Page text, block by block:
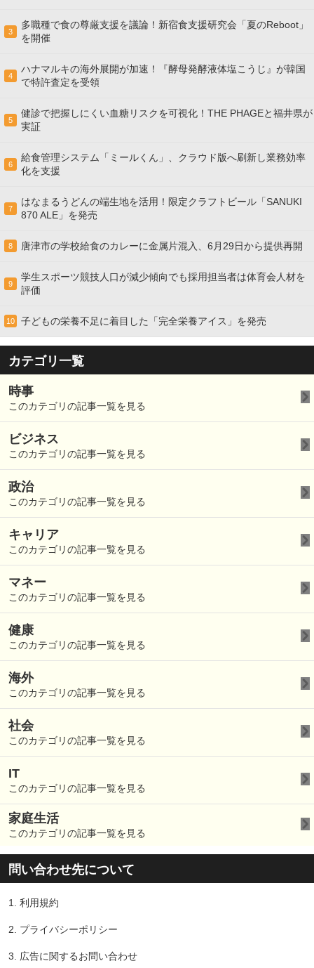
3
多職種で食の尊厳支援を議論！新宿食支援研究会「夏のReboot」
を開催
4
ハナマルキの海外展開が加速！『酵母発酵液体塩こうじ』が韓国
で特許査定を受領
5
健診で把握しにくい血糖リスクを可視化！THE PHAGEと福井県が
実証
6
給食管理システム「ミールくん」、クラウド版へ刷新し業務効率
化を支援
7
はなまるうどんの端生地を活用！限定クラフトビール「SANUKI
870 ALE」を発売
8 唐津市の学校給食のカレーに金属片混入、6月29日から提供再開
9
学生スポーツ競技人口が減少傾向でも採用担当者は体育会人材を
評価
10 子どもの栄養不足に着目した「完全栄養アイス」を発売
カテゴリ一覧
時事
このカテゴリの記事一覧を見る
ビジネス
このカテゴリの記事一覧を見る
政治
このカテゴリの記事一覧を見る
キャリア
このカテゴリの記事一覧を見る
マネー
このカテゴリの記事一覧を見る
健康
このカテゴリの記事一覧を見る
海外
このカテゴリの記事一覧を見る
社会
このカテゴリの記事一覧を見る
IT
このカテゴリの記事一覧を見る
家庭生活
このカテゴリの記事一覧を見る
問い合わせ先について
1. 利用規約
2. プライバシーポリシー
3. 広告に関するお問い合わせ